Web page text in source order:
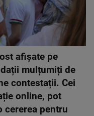
afișate pe
mulțumiți de
contestații. Cei
online, pot
cererea pentru